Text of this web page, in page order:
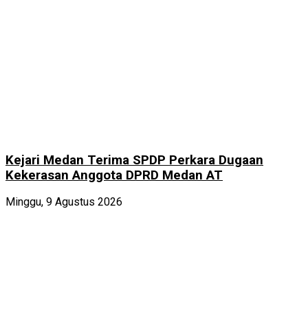
Kejari Medan Terima SPDP Perkara Dugaan
Kekerasan Anggota DPRD Medan AT
Minggu, 9 Agustus 2026